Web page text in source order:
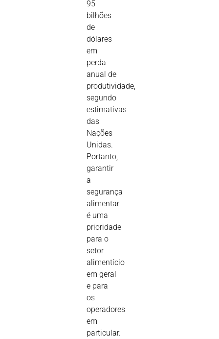
95
bilhões
de
dólares
em
perda
anual de
produtividade,
segundo
estimativas
das
Nações
Unidas.
Portanto,
garantir
a
segurança
alimentar
é uma
prioridade
para o
setor
alimentício
em geral
e para
os
operadores
em
particular.